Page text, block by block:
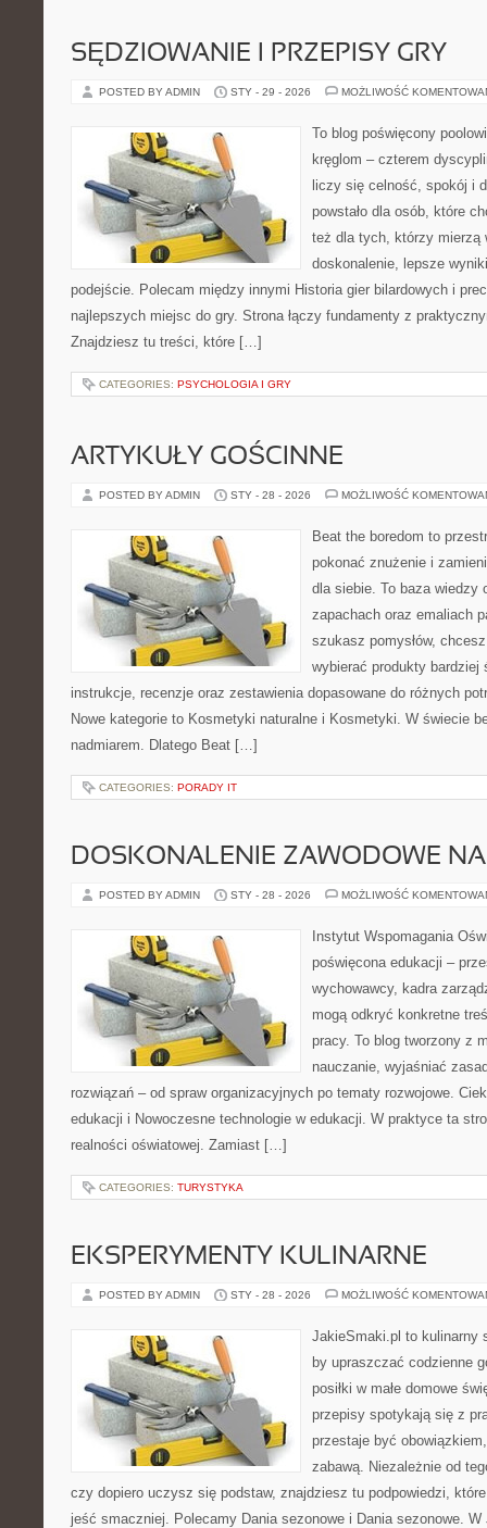
SĘDZIOWANIE I PRZEPISY GRY
POSTED BY ADMIN STY - 29 - 2026 MOŻLIWOŚĆ
To blog poświęcony
kręglom – czterem
liczy się celność, spokój i
powstało dla osób, które
też dla tych, którzy mierzą
doskonalenie, lepsze
podejście. Polecam między innymi Historia gier bilardowych i
najlepszych miejsc do gry. Strona łączy fundamenty z
Znajdziesz tu treści, które […]
CATEGORIES: PSYCHOLOGIA I GRY
ARTYKUŁY GOŚCINNE
POSTED BY ADMIN STY - 28 - 2026 MOŻLIWOŚĆ
Beat the boredom to
pokonać znużenie i
dla siebie. To baza wiedzy
zapachach oraz emaliach
szukasz pomysłów,
wybierać produkty bardziej
instrukcje, recenzje oraz zestawienia dopasowane do różnych
Nowe kategorie to Kosmetyki naturalne i Kosmetyki. W świecie
nadmiarem. Dlatego Beat […]
CATEGORIES: PORADY IT
DOSKONALENIE ZAWODOWE
POSTED BY ADMIN STY - 28 - 2026 MOŻLIWOŚĆ
Instytut Wspomagania
poświęcona edukacji –
wychowawcy, kadra
mogą odkryć konkretne
pracy. To blog tworzony z
nauczanie, wyjaśniać
rozwiązań – od spraw organizacyjnych po tematy rozwojowe.
edukacji i Nowoczesne technologie w edukacji. W praktyce ta
realności oświatowej. Zamiast […]
CATEGORIES: TURYSTYKA
EKSPERYMENTY KULINARNE
POSTED BY ADMIN STY - 28 - 2026 MOŻLIWOŚĆ
JakieSmaki.pl to kulinarny
by upraszczać codzienne
posiłki w małe domowe
przepisy spotykają się z
przestaje być
zabawą. Niezależnie od
czy dopiero uczysz się podstaw, znajdziesz tu podpowiedzi,
jeść smaczniej. Polecamy Dania sezonowe i Dania sezonowe.